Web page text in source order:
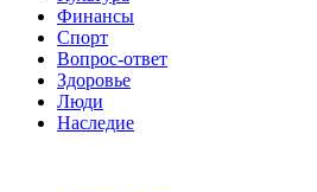
Финансы
Спорт
Вопрос-ответ
Здоровье
Люди
Наследие